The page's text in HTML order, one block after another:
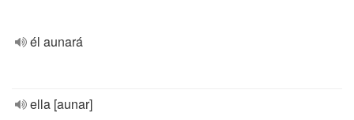
él aunará
ella [aunar]